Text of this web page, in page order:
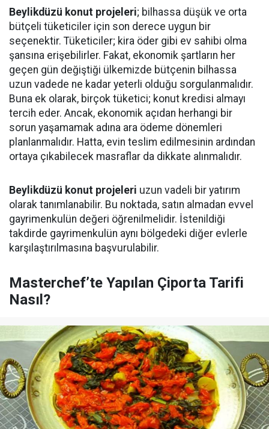
Beylikdüzü konut projeleri; bilhassa düşük ve orta
bütçeli tüketiciler için son derece uygun bir
seçenektir. Tüketiciler; kira öder gibi ev sahibi olma
şansına erişebilirler. Fakat, ekonomik şartların her
geçen gün değiştiği ülkemizde bütçenin bilhassa
uzun vadede ne kadar yeterli olduğu sorgulanmalıdır.
Buna ek olarak, birçok tüketici; konut kredisi almayı
tercih eder. Ancak, ekonomik açıdan herhangi bir
sorun yaşamamak adına ara ödeme dönemleri
planlanmalıdır. Hatta, evin teslim edilmesinin ardından
ortaya çıkabilecek masraflar da dikkate alınmalıdır.
Beylikdüzü konut projeleri uzun vadeli bir yatırım
olarak tanımlanabilir. Bu noktada, satın almadan evvel
gayrimenkulün değeri öğrenilmelidir. İstenildiği
takdirde gayrimenkulün aynı bölgedeki diğer evlerle
karşılaştırılmasına başvurulabilir.
Masterchef’te Yapılan Çiporta Tarifi
Nasıl?